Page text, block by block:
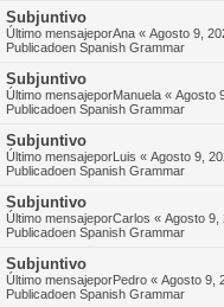
Subjuntivo
Último mensajeporAna « Agosto 9,
Publicadoen Spanish Grammar
Subjuntivo
Último mensajeporManuela « Agosto
Publicadoen Spanish Grammar
Subjuntivo
Último mensajeporLuis « Agosto 9,
Publicadoen Spanish Grammar
Subjuntivo
Último mensajeporCarlos « Agosto 9,
Publicadoen Spanish Grammar
Subjuntivo
Último mensajeporPedro « Agosto 9,
Publicadoen Spanish Grammar